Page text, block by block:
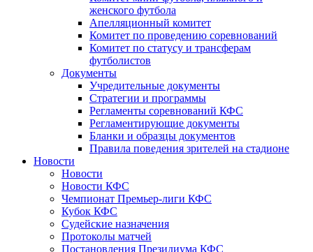
женского футбола
Апелляционный комитет
Комитет по проведению соревнований
Комитет по статусу и трансферам
футболистов
Документы
Учредительные документы
Стратегии и программы
Регламенты соревнований КФС
Регламентирующие документы
Бланки и образцы документов
Правила поведения зрителей на стадионе
Новости
Новости
Новости КФС
Чемпионат Премьер-лиги КФС
Кубок КФС
Судейские назначения
Протоколы матчей
Постановления Президиума КФС